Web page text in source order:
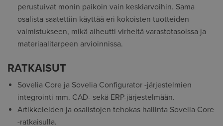
perustuivat monin paikoin vain keskiarvoihin. Sama
osalista saatettiin käyttää eri kokoisten tuotteiden
valmistukseen, mikä aiheutti virheitä varastotasoissa ja
materiaalitarpeen arvioinnissa.
RATKAISUT
Sovelia Core ja Sovelia Configurator -järjestelmien
integrointi mm. CAD- sekä ERP-järjestelmään.
Artikkeleiden ja osalistojen tehokas hallinta Sovelia Core
-ratkaisulla.